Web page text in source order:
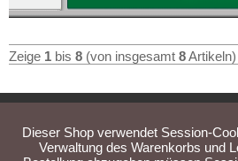
Zeige 1 bis 8 (von insgesamt 8Artikeln)
Privatsphäre und Datenschutz
Dieser Shop verwendet Session-
Verwaltung des Warenkorbs und